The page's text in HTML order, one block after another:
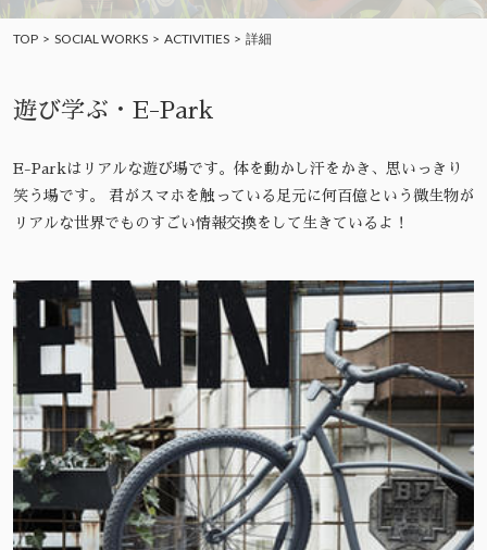
TOP SOCIAL WORKS ACTIVITIES 詳細
遊び学ぶ・E-Park
E-Parkはリアルな遊び場です。体を動かし汗をかき、思いっきり
笑う場です。 君がスマホを触っている足元に何百億という微生物が
リアルな世界でものすごい情報交換をして生きているよ！